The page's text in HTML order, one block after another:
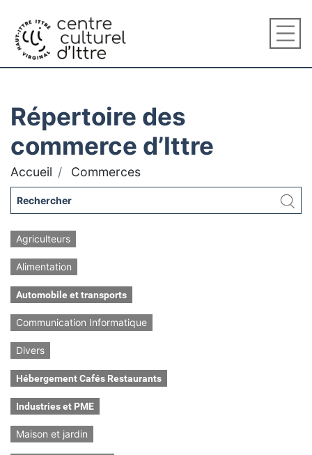
Répertoire des
commerce d’Ittre
Accueil Commerces
Agriculteurs
Alimentation
Automobile et transports
Communication Informatique
Divers
Hébergement Cafés Restaurants
Industries et PME
Maison et jardin